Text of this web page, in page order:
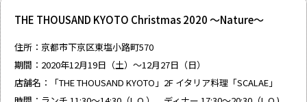
THE THOUSAND KYOTO Christmas 2020 ～Nature～
住所：京都市下京区東塩小路町570
期間：2020年12月19日（土）～12月27日（日）
店舗名：「THE THOUSAND KYOTO」2F イタリア料理「SCALAE」